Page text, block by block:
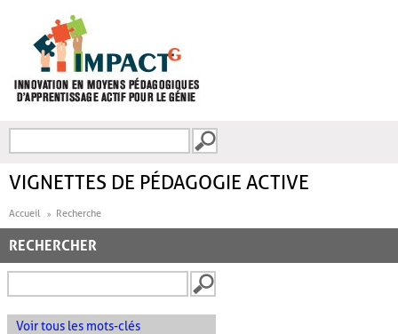
FORMULAIRE DE
VIGNETTES DE PÉDAGOGIE ACTIVE
Accueil Recherche
RECHERCHER
Voir tous les mots-clés